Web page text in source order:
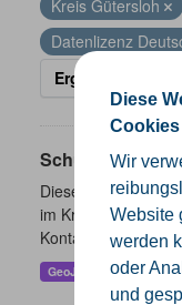
Diese
Cookies
Wir
Website
werden
oder
und
Kreis Gütersloh
Datenlizenz
Ergebnisse filtern
Schulen
Dieser Datensatz
im Kreis Gütersloh
GeoJSON SHP